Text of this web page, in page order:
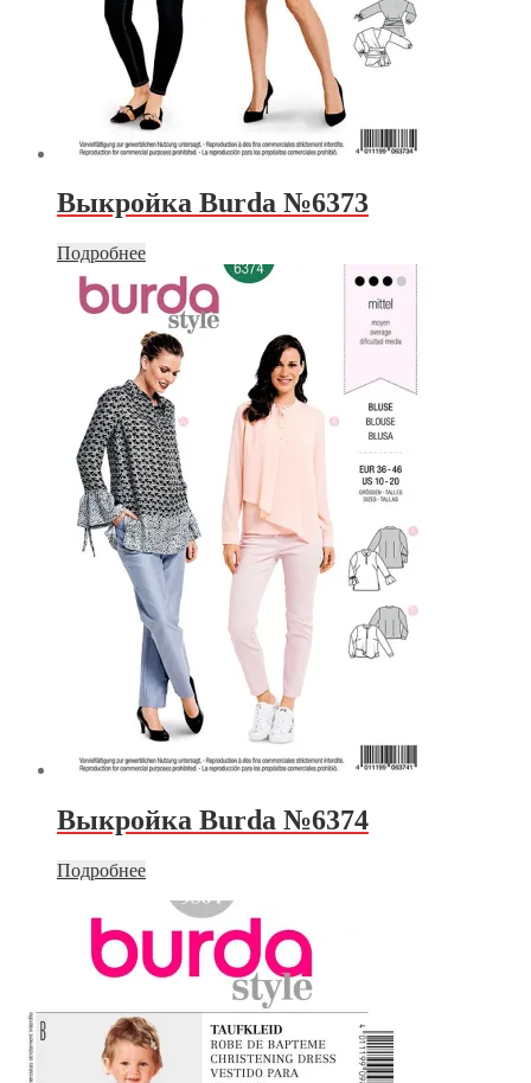
Выкройка Burda №6373
Подробнее
Выкройка Burda №6374
Подробнее